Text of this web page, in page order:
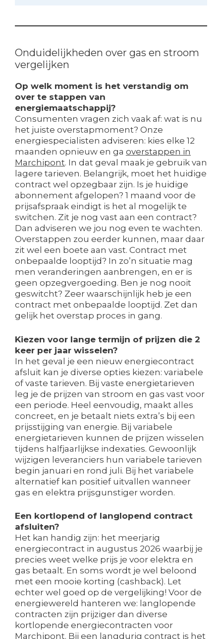
Onduidelijkheden over gas en stroom
vergelijken
Op welk moment is het verstandig om
over te stappen van
energiemaatschappij?
Consumenten vragen zich vaak af: wat is nu
het juiste overstapmoment? Onze
energiespecialisten adviseren: kies elke 12
maanden opnieuw en ga overstappen in
Marchipont. In dat geval maak je gebruik van
lagere tarieven. Belangrijk, moet het huidige
contract wel opzegbaar zijn. Is je huidige
abonnement afgelopen? 1 maand voor de
prijsafspraak eindigt is het al mogelijk te
switchen. Zit je nog vast aan een contract?
Dan adviseren we jou nog even te wachten.
Overstappen zou eerder kunnen, maar daar
zit wel een boete aan vast. Contract met
onbepaalde looptijd? In zo’n situatie mag
men veranderingen aanbrengen, en er is
geen opzegvergoeding. Ben je nog nooit
geswitcht? Zeer waarschijnlijk heb je een
contract met onbepaalde looptijd. Zet dan
gelijk het overstap proces in gang.
Kiezen voor lange termijn of prijzen die 2
keer per jaar wisselen?
In het geval je een nieuw energiecontract
afsluit kan je diverse opties kiezen: variabele
of vaste tarieven. Bij vaste energietarieven
leg je de prijzen van stroom en gas vast voor
een periode. Heel eenvoudig, maakt alles
concreet, en je betaalt niets extra’s bij een
prijsstijging van energie. Bij variabele
energietarieven kunnen de prijzen wisselen
tijdens halfjaarlijkse indexaties. Gewoonlijk
wijzigen leveranciers hun variabele tarieven
begin januari en rond juli. Bij het variabele
alternatief kan positief uitvallen wanneer
gas en elektra prijsgunstiger worden.
Een kortlopend of langlopend contract
afsluiten?
Het kan handig zijn: het meerjarig
energiecontract in augustus 2026 waarbij je
precies weet welke prijs je voor elektra en
gas betaalt. En soms wordt je wel beloond
met een mooie korting (cashback). Let
echter wel goed op de vergelijking! Voor de
energiewereld hanteren we: langlopende
contracten zijn prijziger dan diverse
kortlopende energiecontracten voor
Marchipont. Bij een langdurig contract is het